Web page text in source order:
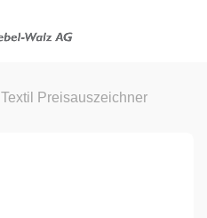
Textil Preisauszeichner